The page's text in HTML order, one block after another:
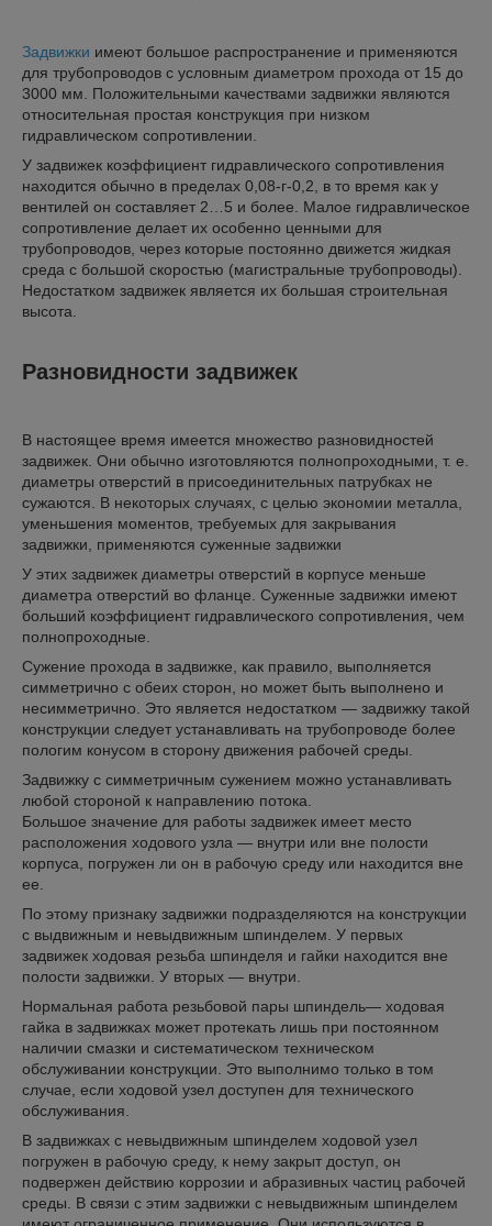
Задвижки имеют большое распространение и применяются
для трубопроводов с условным диаметром прохода от 15 до
3000 мм. Положительными качествами задвижки являются
относительная простая конструкция при низком
гидравлическом сопротивлении.
У задвижек коэффициент гидравлического сопротивления
находится обычно в пределах 0,08-г-0,2, в то время как у
вентилей он составляет 2…5 и более. Малое гидравлическое
сопротивление делает их особенно ценными для
трубопроводов, через которые постоянно движется жидкая
среда с большой скоростью (магистральные трубопроводы).
Недостатком задвижек является их большая строительная
высота.
Разновидности задвижек
В настоящее время имеется множество разновидностей
задвижек. Они обычно изготовляются полнопроходными, т. е.
диаметры отверстий в присоединительных патрубках не
сужаются. В некоторых случаях, с целью экономии металла,
уменьшения моментов, требуемых для закрывания
задвижки, применяются суженные задвижки
У этих задвижек диаметры отверстий в корпусе меньше
диаметра отверстий во фланце. Суженные задвижки имеют
больший коэффициент гидравлического сопротивления, чем
полнопроходные.
Сужение прохода в задвижке, как правило, выполняется
симметрично с обеих сторон, но может быть выполнено и
несимметрично. Это является недостатком — задвижку такой
конструкции следует устанавливать на трубопроводе более
пологим конусом в сторону движения рабочей среды.
Задвижку с симметричным сужением можно устанавливать
любой стороной к направлению потока.
Большое значение для работы задвижек имеет место
расположения ходового узла — внутри или вне полости
корпуса, погружен ли он в рабочую среду или находится вне
ее.
По этому признаку задвижки подразделяются на конструкции
с выдвижным и невыдвижным шпинделем. У первых
задвижек ходовая резьба шпинделя и гайки находится вне
полости задвижки. У вторых — внутри.
Нормальная работа резьбовой пары шпиндель— ходовая
гайка в задвижках может протекать лишь при постоянном
наличии смазки и систематическом техническом
обслуживании конструкции. Это выполнимо только в том
случае, если ходовой узел доступен для технического
обслуживания.
В задвижках с невыдвижным шпинделем ходовой узел
погружен в рабочую среду, к нему закрыт доступ, он
подвержен действию коррозии и абразивных частиц рабочей
среды. В связи с этим задвижки с невыдвижным шпинделем